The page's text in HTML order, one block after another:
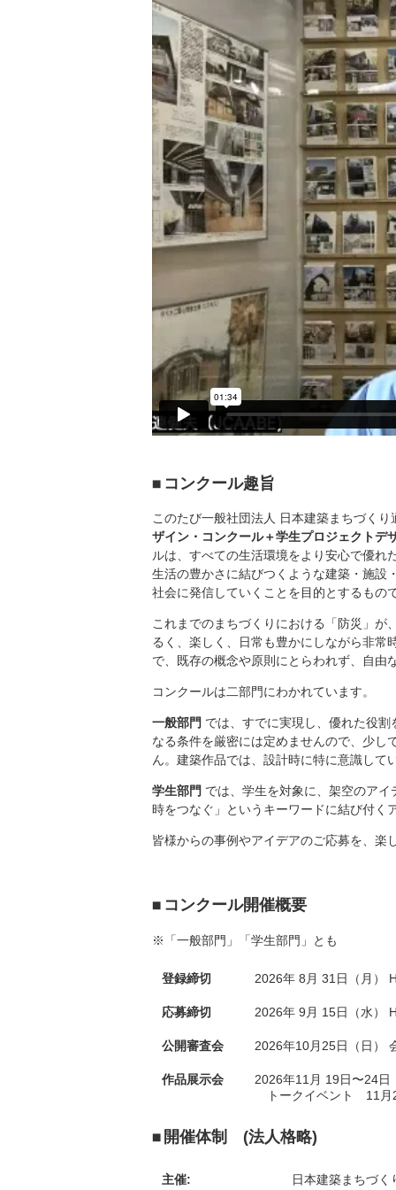
コンクール趣旨
このたび一般社団法人 日本建築まちづく
ザイン・コンクール＋学生プロジェクト
ルは、すべての生活環境をより安心で優れ
生活の豊かさに結びつくような建築・施設
社会に発信していくことを目的とするもの
これまでのまちづくりにおける「防災」が
るく、楽しく、日常も豊かにしながら非常
で、既存の概念や原則にとらわれず、自由
コンクールは二部門にわかれています。
一般部門 では、すでに実現し、優れた役
なる条件を厳密には定めませんので、少し
ん。建築作品では、設計時に特に意識して
学生部門 では、学生を対象に、架空のア
時をつなぐ」というキーワードに結び付く
皆様からの事例やアイデアのご応募を、楽
コンクール開催概要
※「一般部門」「学生部門」とも
登録締切 2026年 8月 31日（月）
応募締切 2026年 9月 15日（水）
公開審査会 2026年10月25日（日）
作品展示会
2026年11月 19日〜24
トークイベント 11月
開催体制 (法人格略)
主催: 日本建築まちづく